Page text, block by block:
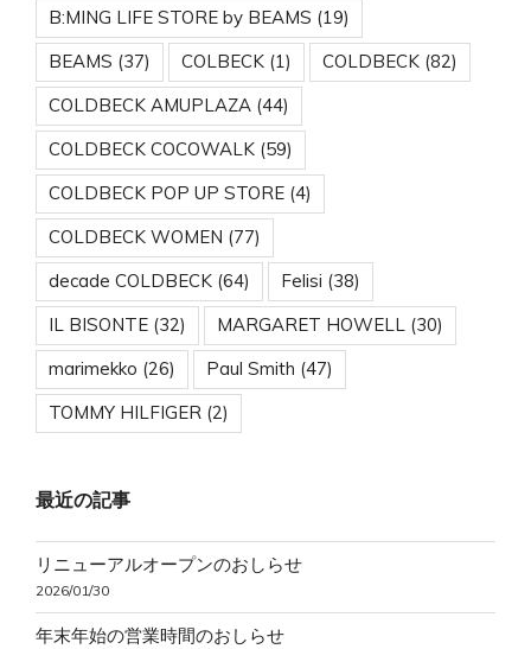
B:MING LIFE STORE by BEAMS (19)
BEAMS (37) COLBECK (1) COLDBECK (82)
COLDBECK AMUPLAZA (44)
COLDBECK COCOWALK (59)
COLDBECK POP UP STORE (4)
COLDBECK WOMEN (77)
decade COLDBECK (64) Felisi (38)
IL BISONTE (32) MARGARET HOWELL (30)
marimekko (26) Paul Smith (47)
TOMMY HILFIGER (2)
最近の記事
リニューアルオープンのおしらせ
2026/01/30
年末年始の営業時間のおしらせ